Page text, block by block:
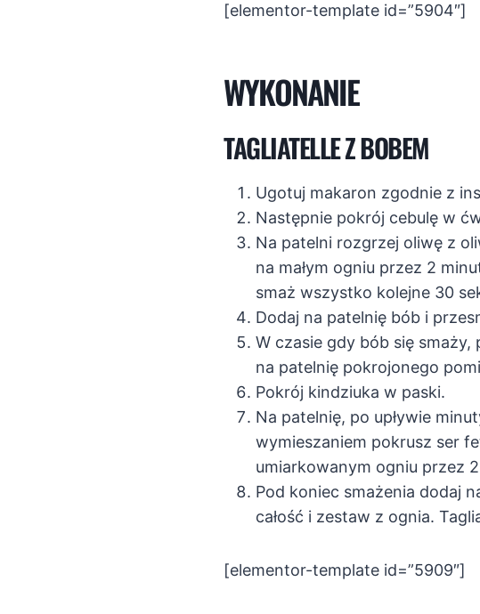
[elementor-template id=”5904″]
WYKONANIE
TAGLIATELLE Z BOBEM
Ugotuj makaron zgodnie z
Następnie pokrój cebulę w
Na patelni rozgrzej oliwę z
na małym ogniu przez 2
smaż wszystko kolejne 30
Dodaj na patelnię bób i
W czasie gdy bób się
na patelnię pokrojonego
Pokrój kindziuka w paski.
Na patelnię, po upływie
wymieszaniem pokrusz ser
umiarkowanym ogniu przez
Pod koniec smażenia dodaj
całość i zestaw z ognia.
[elementor-template id=”5909″]